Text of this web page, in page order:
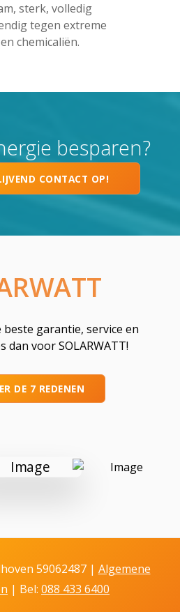
sterk, volledig
tegen extreme
chemicaliën.
besparen?
CONTACT OP!
garantie, service en
dan voor SOLARWATT!
DE 7 REDENEN
59062487 | Algemene
| Bel: 088 433 6400